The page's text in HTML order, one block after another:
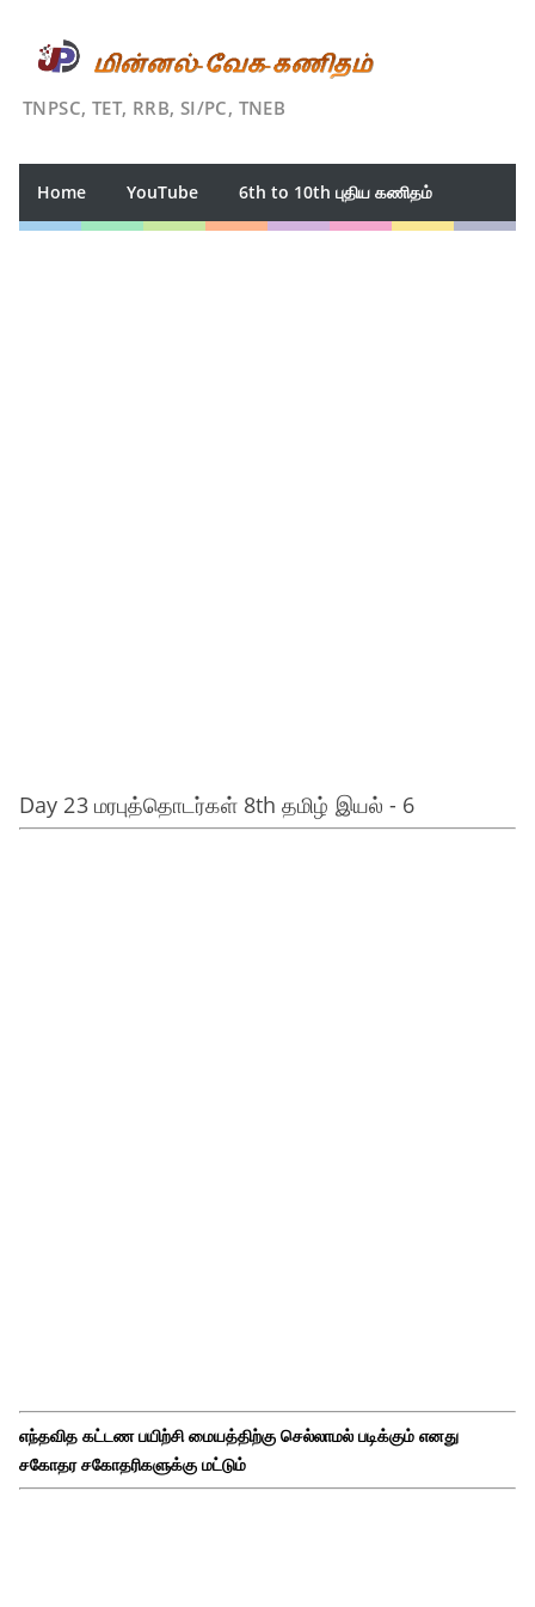
TNPSC, TET, RRB, SI/PC, TNEB
Home YouTube 6th to 10th புதிய கணிதம்
Day 23 மரபுத்தொடர்கள் 8th தமிழ் இயல் - 6
எந்தவித கட்டண பயிற்சி மையத்திற்கு செல்லாமல் படிக்கும் எனது
சகோதர சகோதரிகளுக்கு மட்டும்